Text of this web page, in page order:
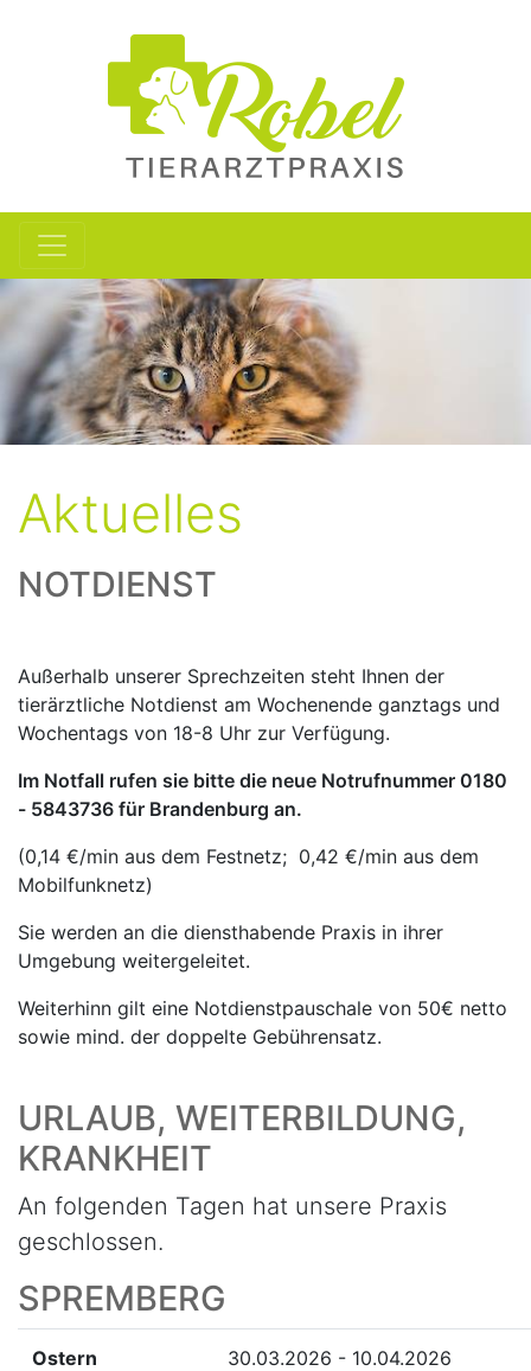
Aktuelles
NOTDIENST
Außerhalb unserer Sprechzeiten steht Ihnen der
tierärztliche Notdienst am Wochenende ganztags und
Wochentags von 18-8 Uhr zur Verfügung.
Im Notfall rufen sie bitte die neue Notrufnummer 0180
- 5843736 für Brandenburg an.
(0,14 €/min aus dem Festnetz; 0,42 €/min aus dem
Mobilfunknetz)
Sie werden an die diensthabende Praxis in ihrer
Umgebung weitergeleitet.
Weiterhinn gilt eine Notdienstpauschale von 50€ netto
sowie mind. der doppelte Gebührensatz.
URLAUB, WEITERBILDUNG,
KRANKHEIT
An folgenden Tagen hat unsere Praxis
geschlossen.
SPREMBERG
Ostern 30.03.2026 - 10.04.2026